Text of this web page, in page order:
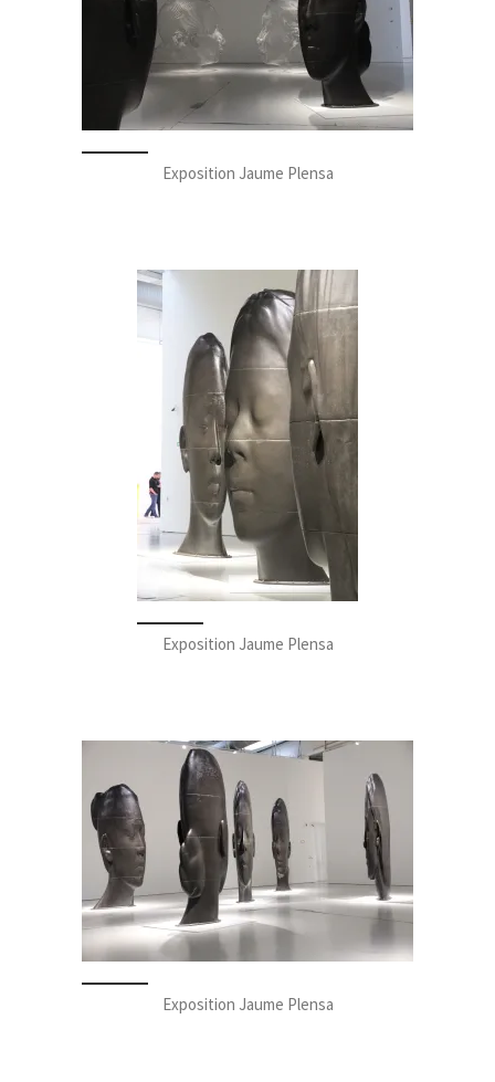
Exposition Jaume Plensa
Exposition Jaume Plensa
Exposition Jaume Plensa